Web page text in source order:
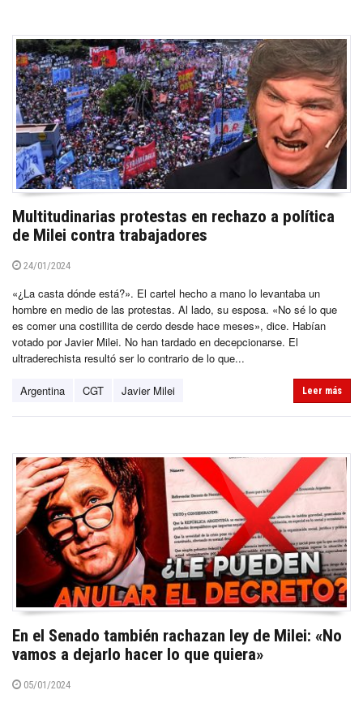
Multitudinarias protestas en rechazo a política
de Milei contra trabajadores
24/01/2024
«¿La casta dónde está?». El cartel hecho a mano lo levantaba un
hombre en medio de las protestas. Al lado, su esposa. «No sé lo que
es comer una costillita de cerdo desde hace meses», dice. Habían
votado por Javier Milei. No han tardado en decepcionarse. El
ultraderechista resultó ser lo contrario de lo que...
Argentina CGT Javier Milei Leer más
En el Senado también rachazan ley de Milei: «No
vamos a dejarlo hacer lo que quiera»
05/01/2024